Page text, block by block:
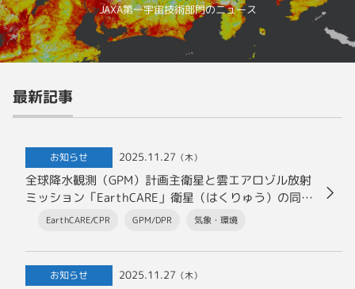
JAXA第一宇宙技術部門のニュース
最新記事
お知らせ 2025.11.27 （木）
全球降水観測（GPM）計画主衛星と雲エアロゾル放射
ミッション「EarthCARE」衛星（はくりゅう）の同時
観測データセットを
EarthCARE/CPR GPM/DPR 気象・環境
お知らせ 2025.11.27 （木）